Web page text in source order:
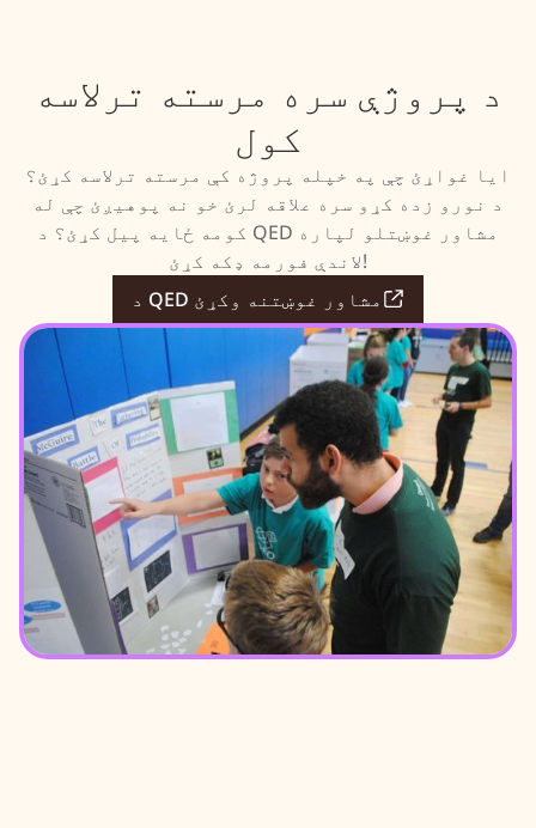
د پروژې سره مرسته ترلاسه
کول
ایا غواړئ چې په خپله پروژه کې مرسته ترلاسه کړئ؟
د نورو زده کړو سره علاقه لرئ خو نه پوهیږئ چې له
کومه ځایه پیل کړئ؟ د QED مشاور غوښتلو لپاره
لاندې فورمه ډکه کړئ!
د QED مشاور غوښتنه وکړئ